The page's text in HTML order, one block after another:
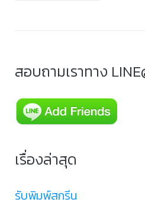
สอบถามเราทาง
เรื่องล่าสุด
รับพิมพ์สกรีน